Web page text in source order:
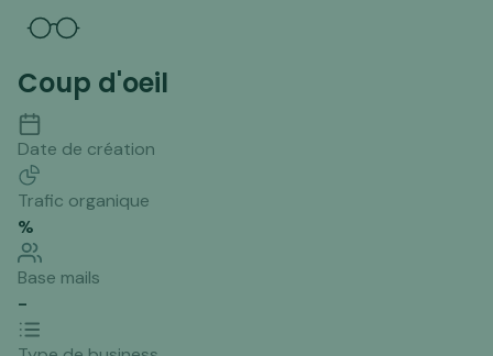
Coup d'oeil
Date de création
Trafic organique
%
Base mails
-